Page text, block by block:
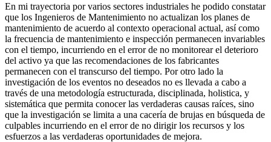
En mi trayectoria por varios sectores industriales he podido constatar
que los Ingenieros de Mantenimiento no actualizan los planes de
mantenimiento de acuerdo al contexto operacional actual, así como
la frecuencia de mantenimiento e inspección permanecen invariables
con el tiempo, incurriendo en el error de no monitorear el deterioro
del activo ya que las recomendaciones de los fabricantes
permanecen con el transcurso del tiempo. Por otro lado la
investigación de los eventos no deseados no es llevada a cabo a
través de una metodología estructurada, disciplinada, holistica, y
sistemática que permita conocer las verdaderas causas raíces, sino
que la investigación se limita a una cacería de brujas en búsqueda de
culpables incurriendo en el error de no dirigir los recursos y los
esfuerzos a las verdaderas oportunidades de mejora.